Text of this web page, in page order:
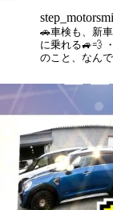
🚗車検も、新
に乗れる🚙💨
のこと、なん